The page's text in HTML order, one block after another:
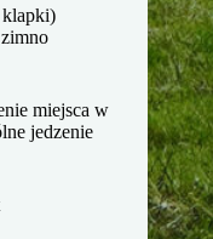
klapki)
miejsca w
jedzenie